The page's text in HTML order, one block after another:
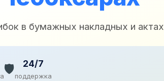
в бумажных накладных и актах
🛡️ 24/7
поддержка